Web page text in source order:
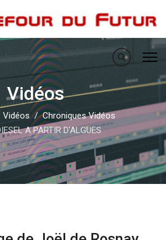
Vidéos
Vidéos
Chroniques Vidéos
A PARTIR D'ALGUES